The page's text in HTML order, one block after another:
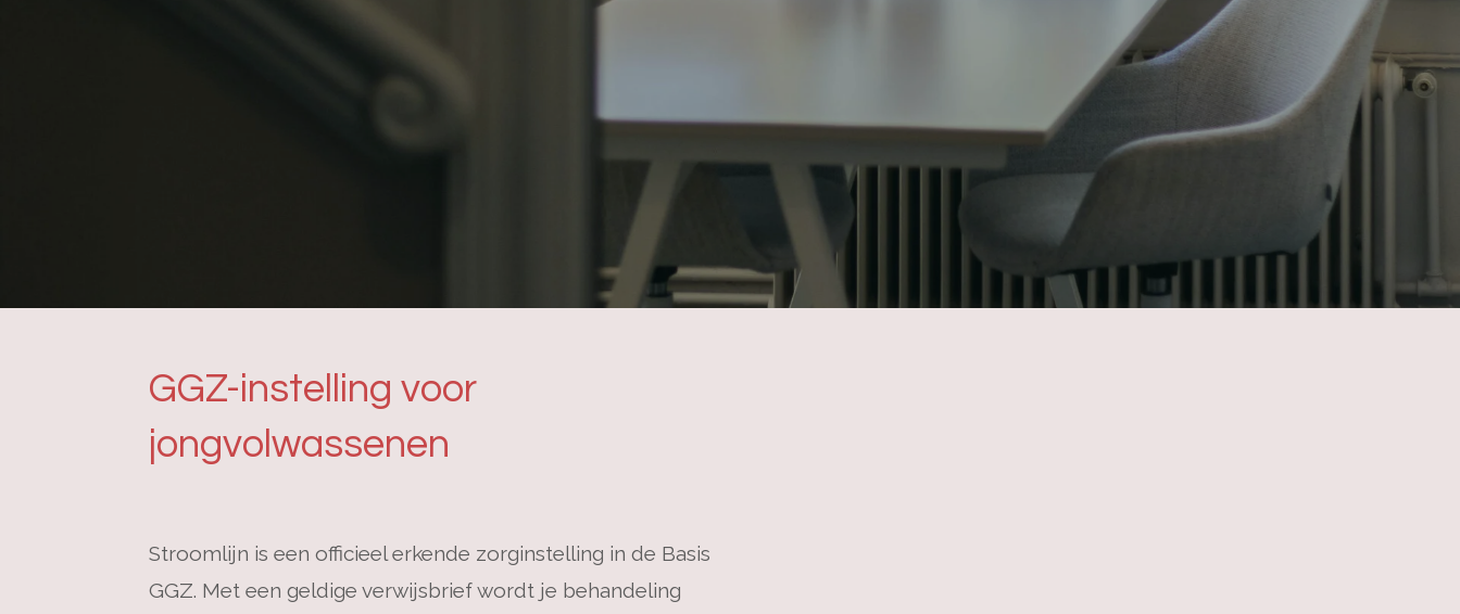
GGZ-instelling voor
jongvolwassenen
Stroomlijn is een officieel erkende zorginstelling in de Basis
GGZ. Met een geldige verwijsbrief wordt je behandeling